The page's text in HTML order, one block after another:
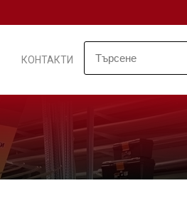
КОНТАКТИ